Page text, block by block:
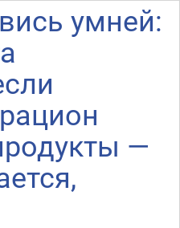
умней:
—